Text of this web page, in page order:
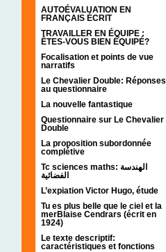
AUTOÉVALUATION EN
FRANÇAIS ÉCRIT
TRAVAILLER EN ÉQUIPE :
ÊTES-VOUS BIEN ÉQUIPÉ?
Focalisation et points de vue
narratifs
Le Chevalier Double: Réponses
au questionnaire
La nouvelle fantastique
Questionnaire sur Le Chevalier
Double
La proposition subordonnée
complétive
Tc sciences maths: الهندسة
الفضائية
L’expiation Victor Hugo, étude
Tu es plus belle que le ciel et la
merBlaise Cendrars (écrit en
1924)
Le texte descriptif:
caractéristiques et fonctions